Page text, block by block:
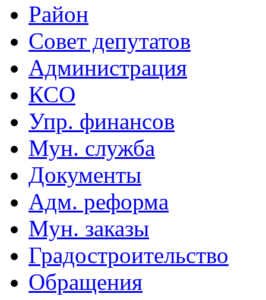
Район
Совет депутатов
Администрация
КСО
Упр. финансов
Мун. служба
Документы
Адм. реформа
Мун. заказы
Градостроительство
Обращения